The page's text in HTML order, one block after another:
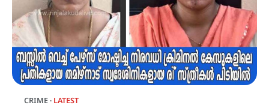
CRIME LATEST